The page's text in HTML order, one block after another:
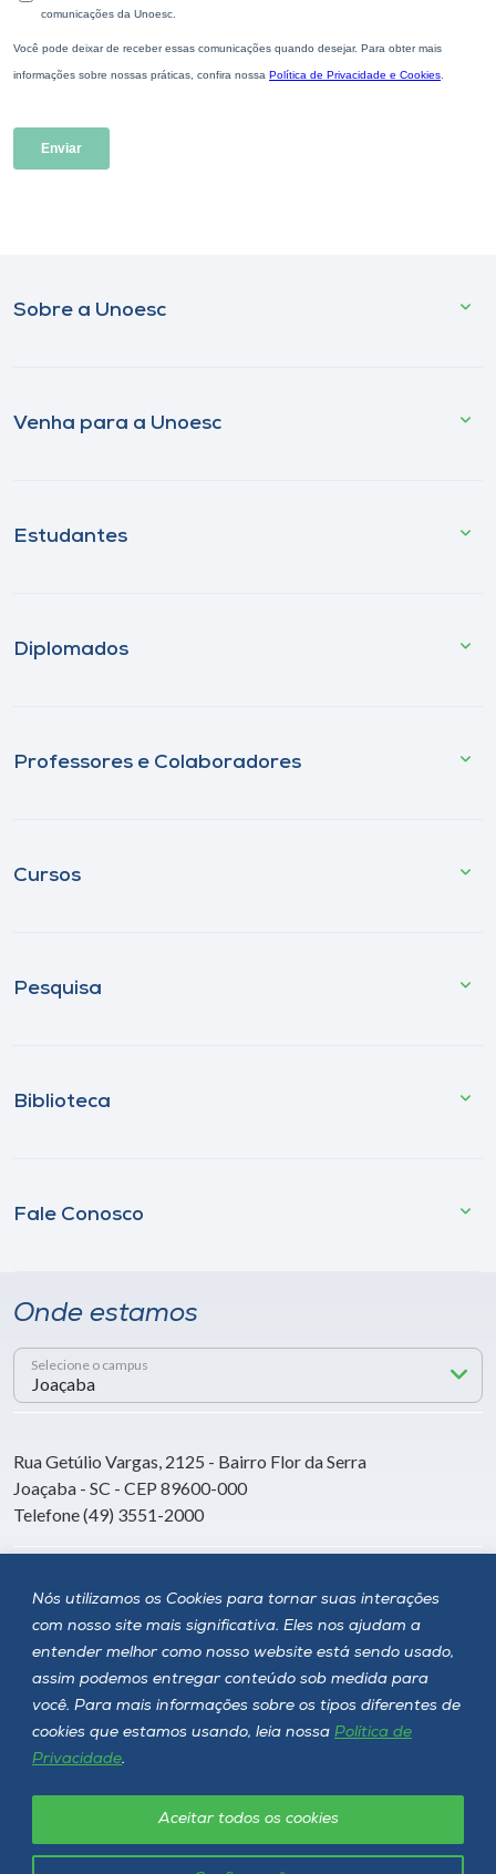
Nós utilizamos os Cookies para tornar suas interações
com nosso site mais significativa. Eles nos ajudam a
entender melhor como nosso website está sendo usado,
assim podemos entregar conteúdo sob medida para
você. Para mais informações sobre os tipos diferentes de
cookies que estamos usando, leia nossa Política de
Privacidade.
Aceitar todos os cookies
Sobre a Unoesc
Venha para a Unoesc
Estudantes
Diplomados
Professores e Colaboradores
Cursos
Pesquisa
Biblioteca
Fale Conosco
Onde estamos
Selecione o campus
Rua Getúlio Vargas, 2125 - Bairro Flor da Serra
Joaçaba - SC - CEP 89600-000
Telefone (49) 3551-2000
Siga a Unoesc
Política de privacidade LGPD